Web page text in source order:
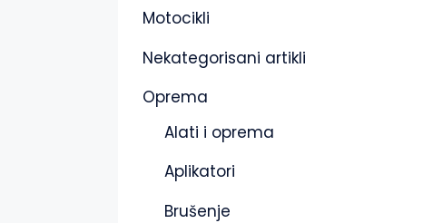
Motocikli
Nekategorisani artikli
Oprema
Alati i oprema
Aplikatori
Brušenje